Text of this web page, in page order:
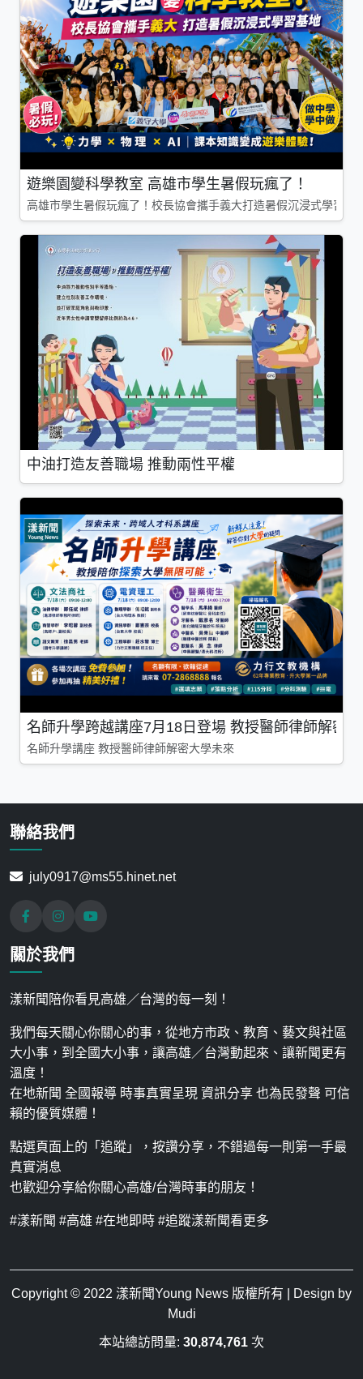
遊樂園變科學教室 高雄市學生暑假玩瘋了！
高雄市學生暑假玩瘋了！校長協會攜手義大打造暑假沉浸式學習基
中油打造友善職場 推動兩性平權
名師升學跨越講座7月18日登場 教授醫師律師解密
名師升學講座 教授醫師律師解密大學未來
聯絡我們
july0917@ms55.hinet.net
關於我們
漾新聞陪你看見高雄／台灣的每一刻！
我們每天關心你關心的事，從地方市政、教育、藝文與社區
大小事，到全國大小事，讓高雄／台灣動起來、讓新聞更有
溫度！
在地新聞 全國報導 時事真實呈現 資訊分享 也為民發聲 可信
賴的優質媒體！
點選頁面上的「追蹤」，按讚分享，不錯過每一則第一手最
真實消息
也歡迎分享給你關心高雄/台灣時事的朋友！
#漾新聞 #高雄 #在地即時 #追蹤漾新聞看更多
Copyright © 2022 漾新聞Young News 版權所有 | Design by
Mudi
本站總訪問量: 30,874,761 次